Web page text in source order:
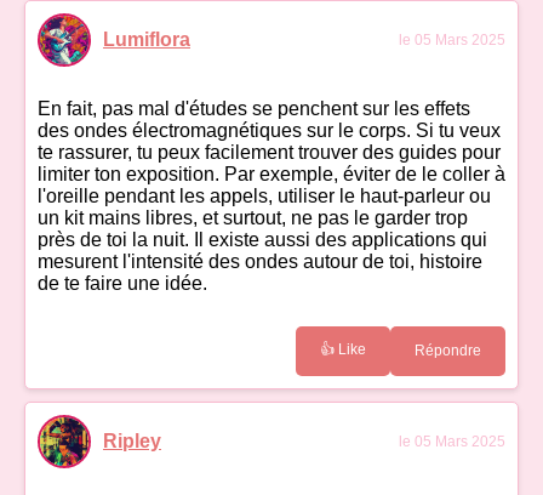
Lumiflora le 05 Mars 2025
En fait, pas mal d'études se penchent sur les effets
des ondes électromagnétiques sur le corps. Si tu veux
te rassurer, tu peux facilement trouver des guides pour
limiter ton exposition. Par exemple, éviter de le coller à
l'oreille pendant les appels, utiliser le haut-parleur ou
un kit mains libres, et surtout, ne pas le garder trop
près de toi la nuit. Il existe aussi des applications qui
mesurent l'intensité des ondes autour de toi, histoire
de te faire une idée.
👍 Like Répondre
Ripley le 05 Mars 2025